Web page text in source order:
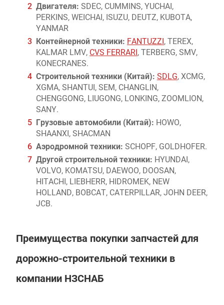
Двигателя: SDEC, CUMMINS, YUCHAI,
PERKINS, WEICHAI, ISUZU, DEUTZ, KUBOTA,
YANMAR
Контейнерной техники: FANTUZZI, TEREX,
KALMAR LMV, CVS FERRARI, TERBERG, SMV,
KONECRANES.
Строительной техники (Китай): SDLG, XCMG,
XGMA, SHANTUI, SEM, CHANGLIN,
CHENGGONG, LIUGONG, LONKING, ZOOMLION,
SANY.
Грузовые автомобили (Китай): HOWO,
SHAANXI, SHACMAN
Аэродромной техники: SCHOPF, GOLDHOFER.
Другой строительной техники: HYUNDAI,
VOLVO, KOMATSU, DAEWOO, DOOSAN,
HITACHI, LIEBHERR, HIDROMEK, NEW
HOLLAND, BOBCAT, CATERPILLAR, JOHN DEER,
JCB.
Преимущества покупки запчастей для
дорожно-строительной техники в
компании НЗСНАБ